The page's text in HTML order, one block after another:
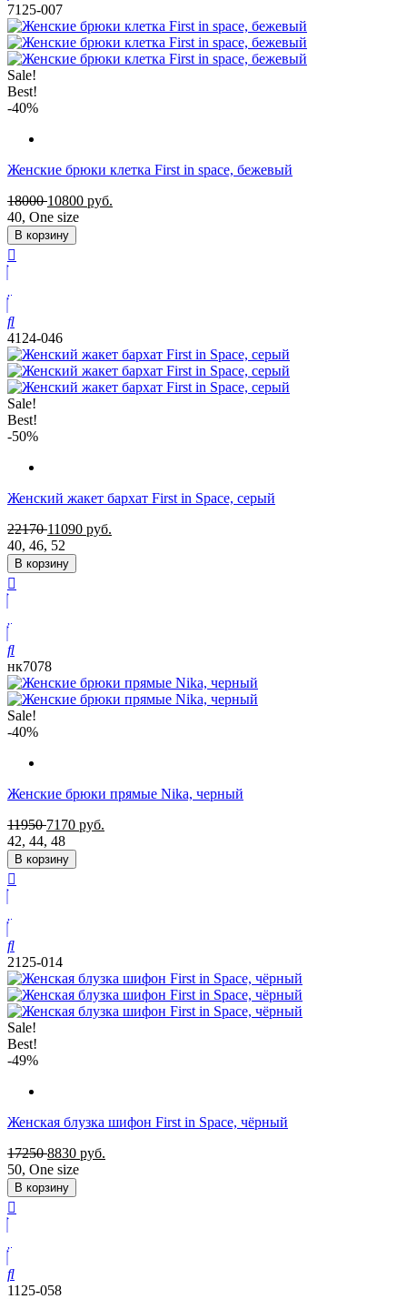
7125-007
Sale!
Best!
-40%
Женские брюки клетка First in space, бежевый
18000 10800 руб.
40, One size
В корзину
4124-046
Sale!
Best!
-50%
Женский жакет бархат First in Space, серый
22170 11090 руб.
40, 46, 52
В корзину
нк7078
Sale!
-40%
Женские брюки прямые Nika, черный
11950 7170 руб.
42, 44, 48
В корзину
2125-014
Sale!
Best!
-49%
Женская блузка шифон First in Space, чёрный
17250 8830 руб.
50, One size
В корзину
1125-058